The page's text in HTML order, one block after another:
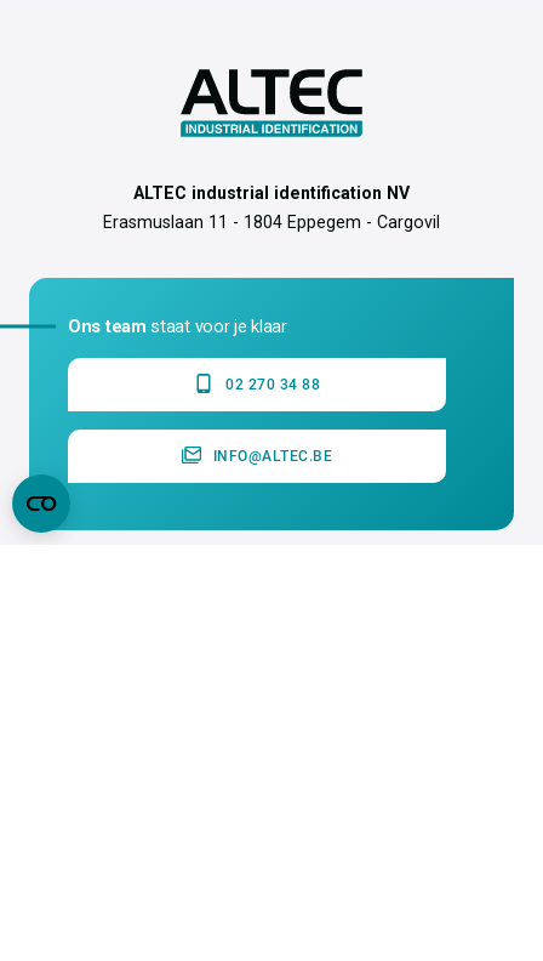
ALTEC industrial identification NV
Erasmuslaan 11 - 1804 Eppegem - Cargovil
Ons team staat voor je klaar
02 270 34 88
INFO@ALTEC.BE